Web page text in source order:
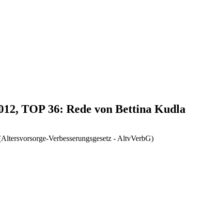
TOP 36: Rede von Bettina Kudla
Verbesserungsgesetz - AltvVerbG)